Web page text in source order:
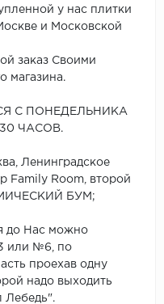
у нас плитки
и Московской
заказ Своими
магазина.
С ПОНЕДЕЛЬНИКА
ЧАСОВ.
Ленинградское
Family Room, второй
БУМ;
до Нас можно
или №6, по
проехав одну
надо выходить
Лебедь".